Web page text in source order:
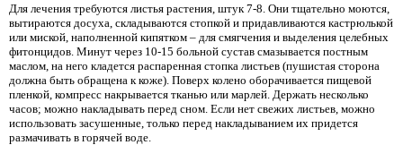
Для лечения требуются листья растения, штук 7-8. Они тщательно моются,
вытираются досуха, складываются стопкой и придавливаются кастрюлькой
или миской, наполненной кипятком – для смягчения и выделения целебных
фитонцидов. Минут через 10-15 больной сустав смазывается постным
маслом, на него кладется распаренная стопка листьев (пушистая сторона
должна быть обращена к коже). Поверх колено оборачивается пищевой
пленкой, компресс накрывается тканью или марлей. Держать несколько
часов; можно накладывать перед сном. Если нет свежих листьев, можно
использовать засушенные, только перед накладыванием их придется
размачивать в горячей воде.